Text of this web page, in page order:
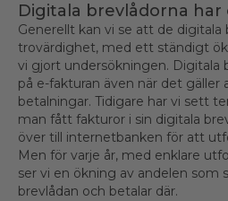
Digitala brevlådorna
Generellt kan vi se att de digitala
trovärdighet, med ett ständigt
vi gjort undersökningen. Digitala
på e-fakturan även när det gäller
betalningar. Tidigare har vi sett
man fått fakturor i sin digitala
över till internetbanken för att
Men för varje år, med enklare
ser vi en ökning av andelen som
brevlådan och betalar där.